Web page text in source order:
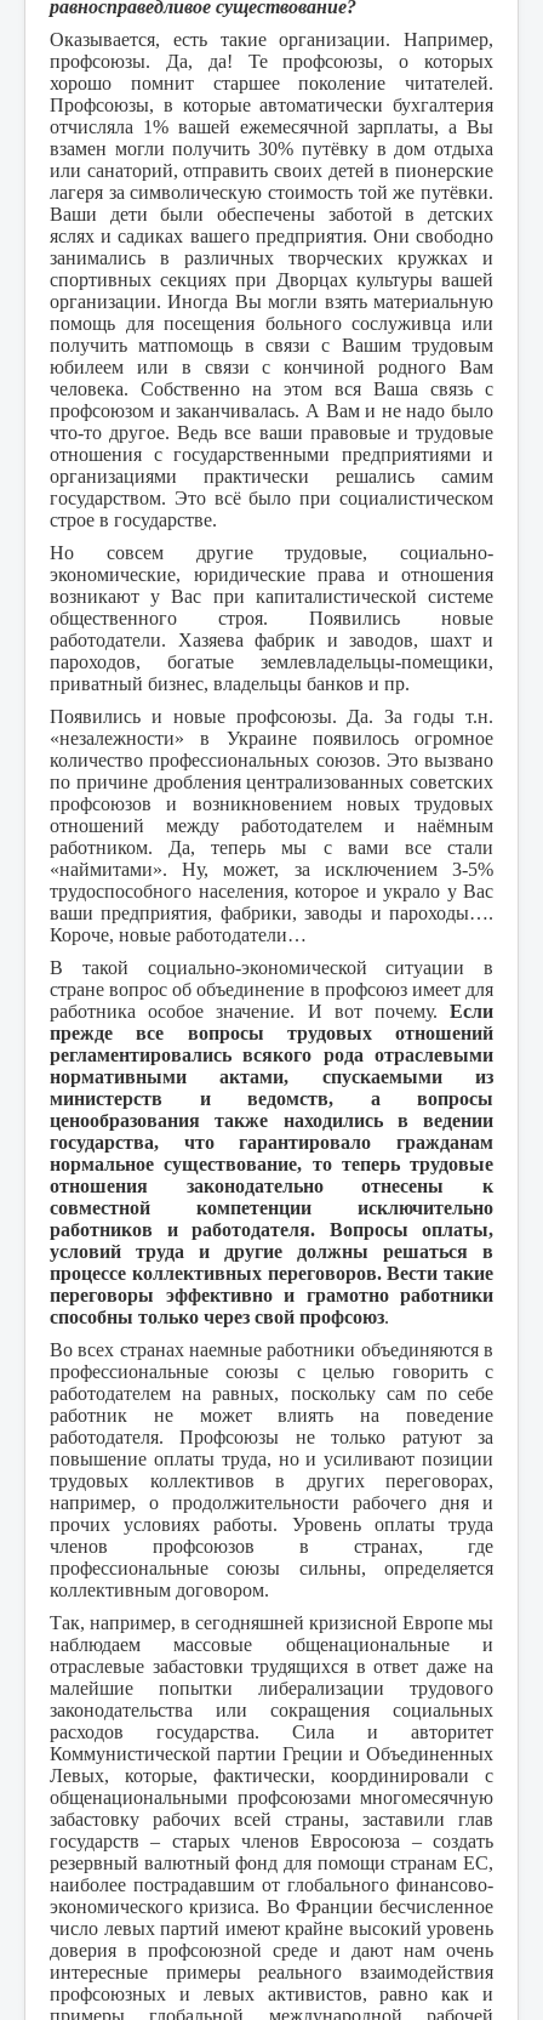
равносправедливое существование?
Оказывается, есть такие организации. Например,
профсоюзы. Да, да! Те профсоюзы, о которых
хорошо помнит старшее поколение читателей.
Профсоюзы, в которые автоматически бухгалтерия
отчисляла 1% вашей ежемесячной зарплаты, а Вы
взамен могли получить 30% путёвку в дом отдыха
или санаторий, отправить своих детей в пионерские
лагеря за символическую стоимость той же путёвки.
Ваши дети были обеспечены заботой в детских
яслях и садиках вашего предприятия. Они свободно
занимались в различных творческих кружках и
спортивных секциях при Дворцах культуры вашей
организации. Иногда Вы могли взять материальную
помощь для посещения больного сослуживца или
получить матпомощь в связи с Вашим трудовым
юбилеем или в связи с кончиной родного Вам
человека. Собственно на этом вся Ваша связь с
профсоюзом и заканчивалась. А Вам и не надо было
что-то другое. Ведь все ваши правовые и трудовые
отношения с государственными предприятиями и
организациями практически решались самим
государством. Это всё было при социалистическом
строе в государстве.
Но совсем другие трудовые, социально-
экономические, юридические права и отношения
возникают у Вас при капиталистической системе
общественного строя. Появились новые
работодатели. Хазяева фабрик и заводов, шахт и
пароходов, богатые землевладельцы-помещики,
приватный бизнес, владельцы банков и пр.
Появились и новые профсоюзы. Да. За годы т.н.
«незалежности» в Украине появилось огромное
количество профессиональных союзов. Это вызвано
по причине дробления централизованных советских
профсоюзов и возникновением новых трудовых
отношений между работодателем и наёмным
работником. Да, теперь мы с вами все стали
«наймитами». Ну, может, за исключением 3-5%
трудоспособного населения, которое и украло у Вас
ваши предприятия, фабрики, заводы и пароходы….
Короче, новые работодатели…
В такой социально-экономической ситуации в
стране вопрос об объединение в профсоюз имеет для
работника особое значение. И вот почему. Если
прежде все вопросы трудовых отношений
регламентировались всякого рода отраслевыми
нормативными актами, спускаемыми из
министерств и ведомств, а вопросы
ценообразования также находились в ведении
государства, что гарантировало гражданам
нормальное существование, то теперь трудовые
отношения законодательно отнесены к
совместной компетенции исключительно
работников и работодателя. Вопросы оплаты,
условий труда и другие должны решаться в
процессе коллективных переговоров. Вести такие
переговоры эффективно и грамотно работники
способны только через свой профсоюз.
Во всех странах наемные работники объединяются в
профессиональные союзы с целью говорить с
работодателем на равных, поскольку сам по себе
работник не может влиять на поведение
работодателя. Профсоюзы не только ратуют за
повышение оплаты труда, но и усиливают позиции
трудовых коллективов в других переговорах,
например, о продолжительности рабочего дня и
прочих условиях работы. Уровень оплаты труда
членов профсоюзов в странах, где
профессиональные союзы сильны, определяется
коллективным договором.
Так, например, в сегодняшней кризисной Европе мы
наблюдаем массовые общенациональные и
отраслевые забастовки трудящихся в ответ даже на
малейшие попытки либерализации трудового
законодательства или сокращения социальных
расходов государства. Сила и авторитет
Коммунистической партии Греции и Объединенных
Левых, которые, фактически, координировали с
общенациональными профсоюзами многомесячную
забастовку рабочих всей страны, заставили глав
государств – старых членов Евросоюза – создать
резервный валютный фонд для помощи странам ЕС,
наиболее пострадавшим от глобального финансово-
экономического кризиса. Во Франции бесчисленное
число левых партий имеют крайне высокий уровень
доверия в профсоюзной среде и дают нам очень
интересные примеры реального взаимодействия
профсоюзных и левых активистов, равно как и
примеры глобальной международной рабочей